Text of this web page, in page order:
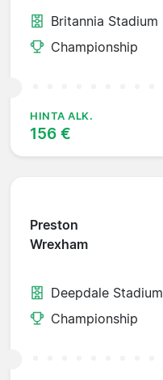
Britannia Stadium
Championship
HINTA ALK.
156 €
Preston
Wrexham
Deepdale Stadium
Championship